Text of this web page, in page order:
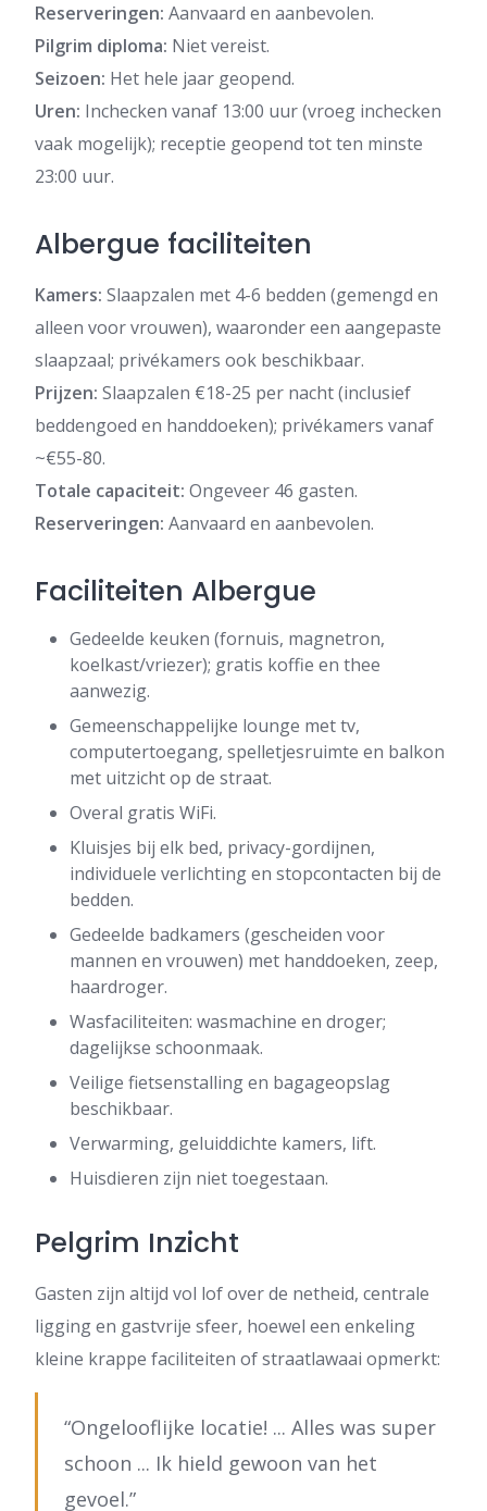
Reserveringen: Aanvaard en aanbevolen.
Pilgrim diploma: Niet vereist.
Seizoen: Het hele jaar geopend.
Uren: Inchecken vanaf 13:00 uur (vroeg inchecken
vaak mogelijk); receptie geopend tot ten minste
23:00 uur.
Albergue faciliteiten
Kamers: Slaapzalen met 4-6 bedden (gemengd en
alleen voor vrouwen), waaronder een aangepaste
slaapzaal; privékamers ook beschikbaar.
Prijzen: Slaapzalen €18-25 per nacht (inclusief
beddengoed en handdoeken); privékamers vanaf
~€55-80.
Totale capaciteit: Ongeveer 46 gasten.
Reserveringen: Aanvaard en aanbevolen.
Faciliteiten Albergue
Gedeelde keuken (fornuis, magnetron,
koelkast/vriezer); gratis koffie en thee
aanwezig.
Gemeenschappelijke lounge met tv,
computertoegang, spelletjesruimte en balkon
met uitzicht op de straat.
Overal gratis WiFi.
Kluisjes bij elk bed, privacy-gordijnen,
individuele verlichting en stopcontacten bij de
bedden.
Gedeelde badkamers (gescheiden voor
mannen en vrouwen) met handdoeken, zeep,
haardroger.
Wasfaciliteiten: wasmachine en droger;
dagelijkse schoonmaak.
Veilige fietsenstalling en bagageopslag
beschikbaar.
Verwarming, geluiddichte kamers, lift.
Huisdieren zijn niet toegestaan.
Pelgrim Inzicht
Gasten zijn altijd vol lof over de netheid, centrale
ligging en gastvrije sfeer, hoewel een enkeling
kleine krappe faciliteiten of straatlawaai opmerkt:
“Ongelooflijke locatie! ... Alles was super
schoon ... Ik hield gewoon van het
gevoel.”